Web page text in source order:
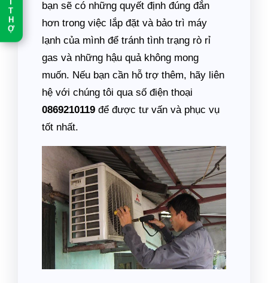
T
H
Ợ
bạn sẽ có những quyết định đúng đắn
hơn trong việc lắp đặt và bảo trì máy
lạnh của mình để tránh tình trạng rò rỉ
gas và những hậu quả không mong
muốn. Nếu bạn cần hỗ trợ thêm, hãy liên
hệ với chúng tôi qua số điện thoại
0869210119 để được tư vấn và phục vụ
tốt nhất.